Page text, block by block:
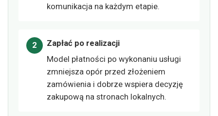
komunikacja na każdym etapie.
Zapłać po realizacji
Model płatności po wykonaniu usługi
zmniejsza opór przed złożeniem
zamówienia i dobrze wspiera decyzję
zakupową na stronach lokalnych.